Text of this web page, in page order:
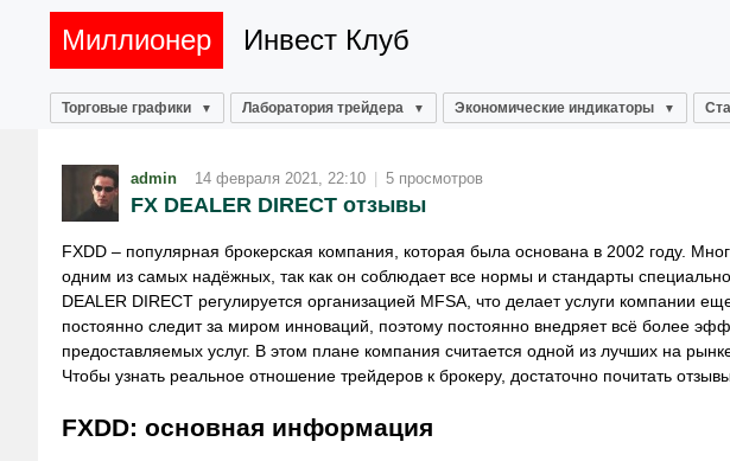
Миллионер Инвест Клуб
Торговые графики Лаборатория трейдера Экономические индикаторы
admin 14 февраля 2021, 22:10 | 5 просмотров
FX DEALER DIRECT отзывы
FXDD – популярная брокерская компания, которая была основана в 2002 году.
одним из самых надёжных, так как он соблюдает все нормы и стандарты
DEALER DIRECT регулируется организацией MFSA, что делает услуги компании
постоянно следит за миром инноваций, поэтому постоянно внедряет всё более
предоставляемых услуг. В этом плане компания считается одной из лучших на
Чтобы узнать реальное отношение трейдеров к брокеру, достаточно почитать
FXDD: основная информация